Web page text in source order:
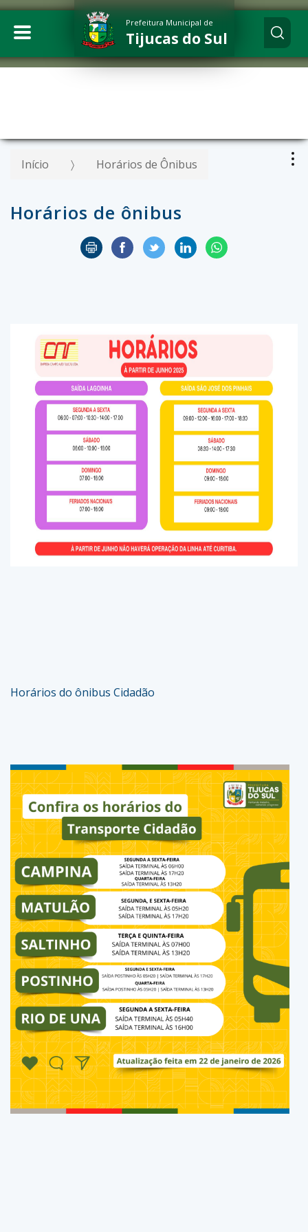
Prefeitura Municipal de
Tijucas do Sul
Início Horários de Ônibus
Horários de ônibus
Horários do ônibus Cidadão